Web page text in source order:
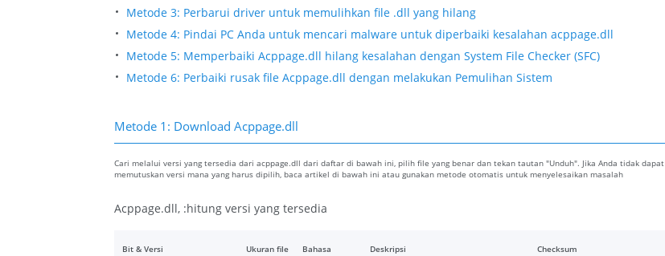
Metode 3: Perbarui driver untuk memulihkan file .dll yang hilang
Metode 4: Pindai PC Anda untuk mencari malware untuk diperbaiki kesalahan acppage.dll
Metode 5: Memperbaiki Acppage.dll hilang kesalahan dengan System File Checker (SFC)
Metode 6: Perbaiki rusak file Acppage.dll dengan melakukan Pemulihan Sistem
Metode 1: Download Acppage.dll
Cari melalui versi yang tersedia dari acppage.dll dari daftar di bawah ini, pilih file yang benar dan tekan tautan "Unduh". Jika Anda tidak dapat
memutuskan versi mana yang harus dipilih, baca artikel di bawah ini atau gunakan metode otomatis untuk menyelesaikan masalah
Acppage.dll, :hitung versi yang tersedia
Bit & Versi Ukuran file Bahasa Deskripsi Checksum